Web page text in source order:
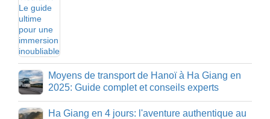
Moyens de transport de Hanoï à Ha Giang en
2025: Guide complet et conseils experts
Ha Giang en 4 jours: l'aventure authentique au